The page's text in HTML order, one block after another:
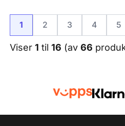
1 2 3 4 5
Viser 1 til 16 (av 66